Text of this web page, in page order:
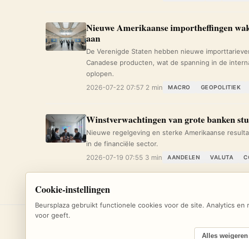
Nieuwe Amerikaanse importheffingen
aan
De Verenigde Staten hebben nieuwe
Canadese producten, wat de spanning in de
oplopen.
2026-07-22 07:57 2 min MACRO GEOPOLITIEK
Winstverwachtingen van grote banken
Nieuwe regelgeving en sterke Amerikaanse
in de financiële sector.
2026-07-19 07:55 3 min AANDELEN VALUTA
© 2026 Beursplaza — Dagelijks beursnieuws
Cookie-instellingen
Beursplaza gebruikt functionele cookies voor de site. Analytics
voor geeft.
Alles weigeren